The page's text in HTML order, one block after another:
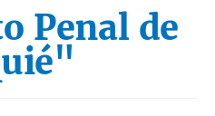
Penal de